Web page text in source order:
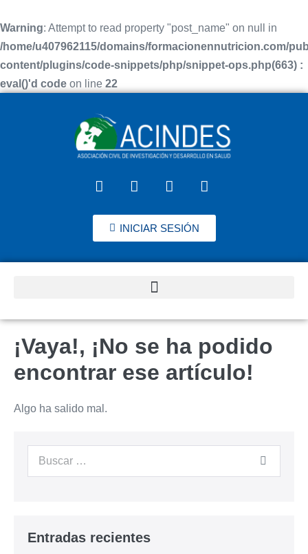
Warning: Attempt to read property "post_name" on null in
/home/u407962115/domains/formacionennutricion.com/
content/plugins/code-snippets/php/snippet-ops.php(663) :
eval()'d code on line 22
INICIAR SESIÓN
¡Vaya!, ¡No se ha podido
encontrar ese artículo!
Algo ha salido mal.
Entradas recientes